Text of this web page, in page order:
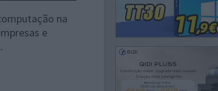
na
e